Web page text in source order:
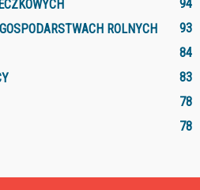
94
ROLNYCH
93
84
83
78
78